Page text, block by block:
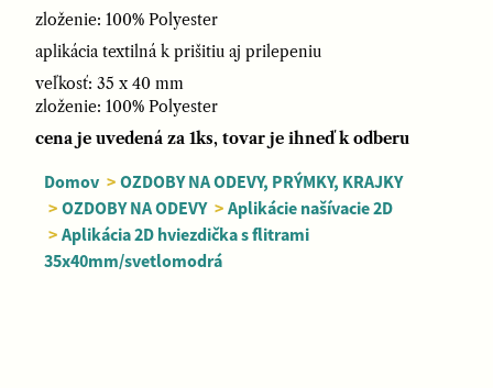
zloženie: 100% Polyester
aplikácia textilná k prišitiu aj prilepeniu
veľkosť: 35 x 40 mm
zloženie: 100% Polyester
cena je uvedená za 1ks, tovar je ihneď k odberu
Domov > OZDOBY NA ODEVY, PRÝMKY, KRAJKY
> OZDOBY NA ODEVY > Aplikácie našívacie 2D
> Aplikácia 2D hviezdička s flitrami
35x40mm/svetlomodrá